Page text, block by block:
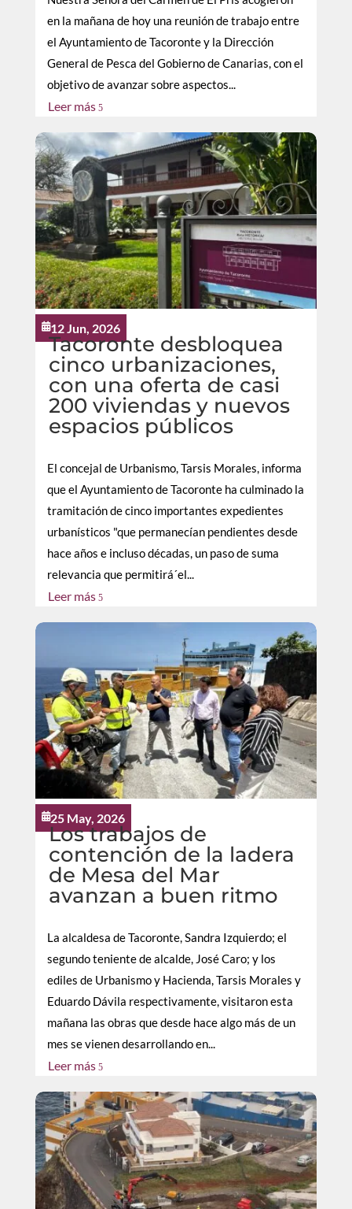
en la mañana de hoy una reunión de trabajo entre
el Ayuntamiento de Tacoronte y la Dirección
General de Pesca del Gobierno de Canarias, con el
objetivo de avanzar sobre aspectos...
Leer más 5
12 Jun, 2026
Tacoronte desbloquea
cinco urbanizaciones,
con una oferta de casi
200 viviendas y nuevos
espacios públicos
El concejal de Urbanismo, Tarsis Morales, informa
que el Ayuntamiento de Tacoronte ha culminado la
tramitación de cinco importantes expedientes
urbanísticos "que permanecían pendientes desde
hace años e incluso décadas, un paso de suma
relevancia que permitirá´el...
Leer más 5
25 May, 2026
Los trabajos de
contención de la ladera
de Mesa del Mar
avanzan a buen ritmo
La alcaldesa de Tacoronte, Sandra Izquierdo; el
segundo teniente de alcalde, José Caro; y los
ediles de Urbanismo y Hacienda, Tarsis Morales y
Eduardo Dávila respectivamente, visitaron esta
mañana las obras que desde hace algo más de un
mes se vienen desarrollando en...
Leer más 5